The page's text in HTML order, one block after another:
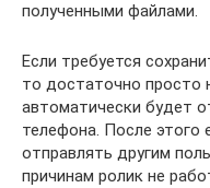
полученными файлами.
Если требуется
то достаточно просто
автоматически будет
телефона. После этого
отправлять другим
причинам ролик не